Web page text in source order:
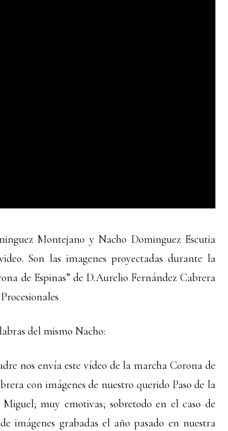
Montejano y Nacho Dominguez Escutia
Son las imagenes proyectadas durante la
de Espinas” de D.Aurelio Fernández Cabrera
del mismo Nacho:
nos envía este vídeo de la marcha Corona de
con imágenes de nuestro querido Paso de la
muy emotivas; sobretodo en el caso de
imágenes grabadas el año pasado en nuestra